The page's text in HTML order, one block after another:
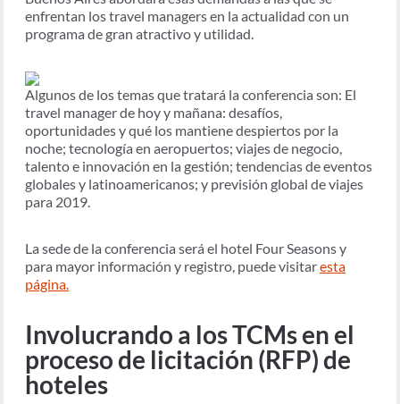
enfrentan los travel managers en la actualidad con un
programa de gran atractivo y utilidad.
Algunos de los temas que tratará la conferencia son: El
travel manager de hoy y mañana: desafíos,
oportunidades y qué los mantiene despiertos por la
noche; tecnología en aeropuertos; viajes de negocio,
talento e innovación en la gestión; tendencias de eventos
globales y latinoamericanos; y previsión global de viajes
para 2019.
La sede de la conferencia será el hotel Four Seasons y
para mayor información y registro, puede visitaresta
página.
Involucrando a los TCMs en el
proceso de licitación (RFP) de
hoteles